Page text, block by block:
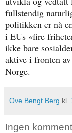
fullstendig
politikken er nå
i EUs «fire
ikke bare
aktive i fronten
Norge.
Ove Bengt Berg kl.
Ingen